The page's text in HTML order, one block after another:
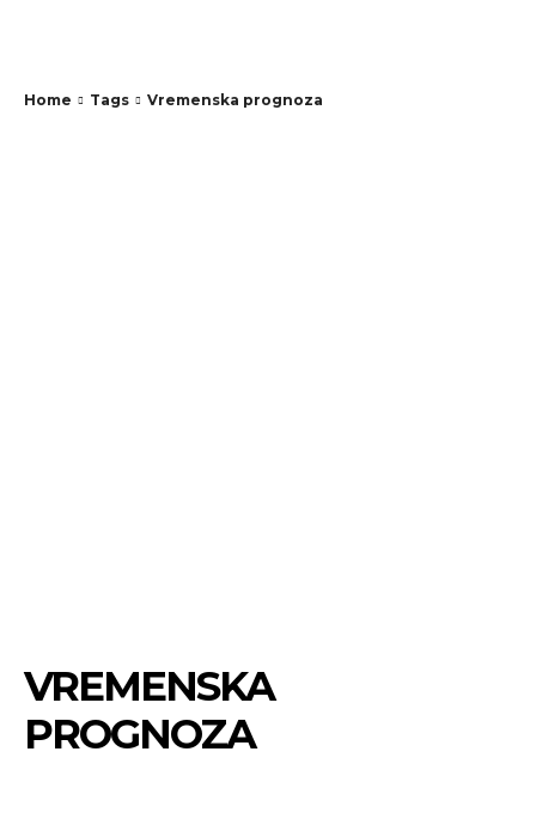
Home Tags Vremenska prognoza
VREMENSKA
PROGNOZA